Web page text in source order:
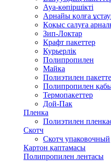
Ауа-көпіршікті
Арнайы қолға
Қоқыс салуға
Зип-Локтар
Крафт пакеттер
Курьерлік
Полипропилен
Майка
Полиэтилен
Полипропилен
Термопакеттер
Дой-Пак
Пленка
Полиэтилен
Скотч
Скотч упаковочный
Картон қаптамасы
Полипропилен лентасы